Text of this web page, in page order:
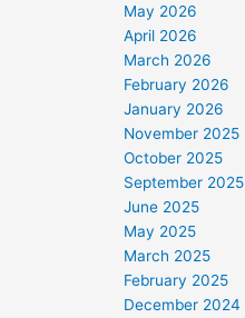
May 2026
April 2026
March 2026
February 2026
January 2026
November 2025
October 2025
September 2025
June 2025
May 2025
March 2025
February 2025
December 2024